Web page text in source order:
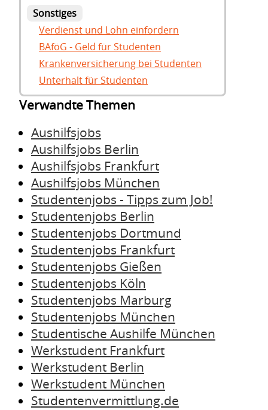
Sonstiges
Verdienst und Lohn einfordern
BAföG - Geld für Studenten
Krankenversicherung bei Studenten
Unterhalt für Studenten
Verwandte Themen
Aushilfsjobs
Aushilfsjobs Berlin
Aushilfsjobs Frankfurt
Aushilfsjobs München
Studentenjobs - Tipps zum Job!
Studentenjobs Berlin
Studentenjobs Dortmund
Studentenjobs Frankfurt
Studentenjobs Gießen
Studentenjobs Köln
Studentenjobs Marburg
Studentenjobs München
Studentische Aushilfe München
Werkstudent Frankfurt
Werkstudent Berlin
Werkstudent München
Studentenvermittlung.de